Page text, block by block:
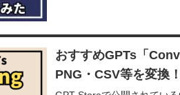
おすすめGPTs「
PNG・CSV等を変換